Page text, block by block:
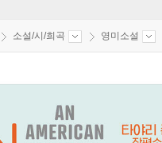
소설/시/희곡 영미소설